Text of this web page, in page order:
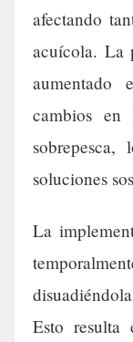
afectando
acuícola. La
cambios en
soluciones
La
Esto resulta